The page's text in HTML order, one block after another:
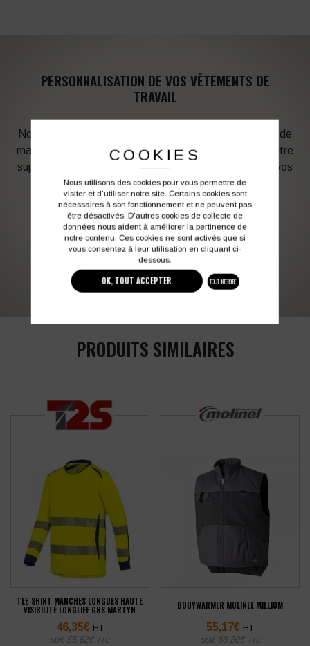
PERSONNALISATION DE VOS VÊTEMENTS DE
TRAVAIL
Notre graphiste connait les produits et les techniques de
marquage. Elle sera à votre service afin d’optimiser votre
support en fonction des contraintes techniques et de vos
besoins d’image. Profitez de son expérience !
Vous souhaitez avoir plus d’informations ?
03 27 28 87 86 contact@colbleu.fr
PRODUITS SIMILAIRES
TEE-SHIRT MANCHES LONGUES HAUTE
VISIBILITÉ LONGLIFE GRS MARTYN
46,35€ HT
soit 55,62€ TTC
BODYWARMER MOLINEL MILLIUM
55,17€ HT
soit 66,20€ TTC
COOKIES
Nous utilisons des cookies pour vous permettre de
visiter et d'utiliser notre site. Certains cookies sont
nécessaires à son fonctionnement et ne peuvent pas
être désactivés. D'autres cookies de collecte de
données nous aident à améliorer la pertinence de
notre contenu. Ces cookies ne sont activés que si
vous consentez à leur utilisation en cliquant ci-
dessous.
OK, TOUT ACCEPTER TOUT INTERDIRE